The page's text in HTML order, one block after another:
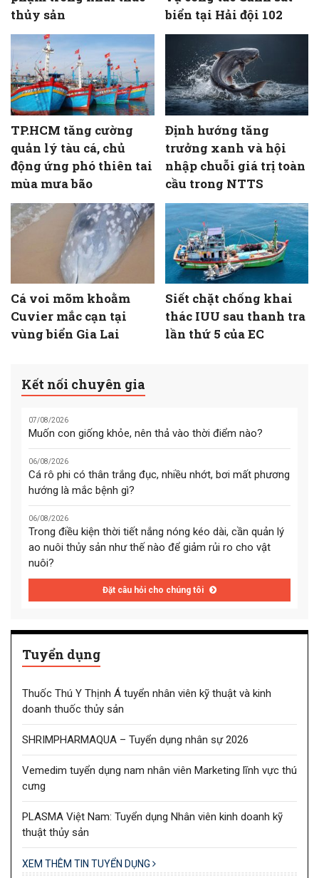
thủy sản
biển tại Hải đội 102
TP.HCM tăng cường
quản lý tàu cá, chủ
động ứng phó thiên tai
mùa mưa bão
Định hướng tăng
trưởng xanh và hội
nhập chuỗi giá trị toàn
cầu trong NTTS
Cá voi mõm khoằm
Cuvier mắc cạn tại
vùng biển Gia Lai
Siết chặt chống khai
thác IUU sau thanh tra
lần thứ 5 của EC
Kết nối chuyên gia
07/08/2026
Muốn con giống khỏe, nên thả vào thời điểm nào?
06/08/2026
Cá rô phi có thân trắng đục, nhiều nhớt, bơi mất phương
hướng là mắc bệnh gì?
06/08/2026
Trong điều kiện thời tiết nắng nóng kéo dài, cần quản lý
ao nuôi thủy sản như thế nào để giảm rủi ro cho vật
nuôi?
Đặt câu hỏi cho chúng tôi
Tuyển dụng
Thuốc Thú Y Thịnh Á tuyển nhân viên kỹ thuật và kinh
doanh thuốc thủy sản
SHRIMPHARMAQUA – Tuyển dụng nhân sự 2026
Vemedim tuyển dụng nam nhân viên Marketing lĩnh vực thú
cưng
PLASMA Việt Nam: Tuyển dụng Nhân viên kinh doanh kỹ
thuật thủy sản
XEM THÊM TIN TUYỂN DỤNG